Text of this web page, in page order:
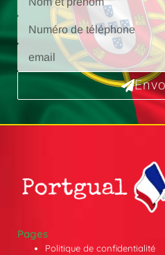
Pages
Politique de confidentialité